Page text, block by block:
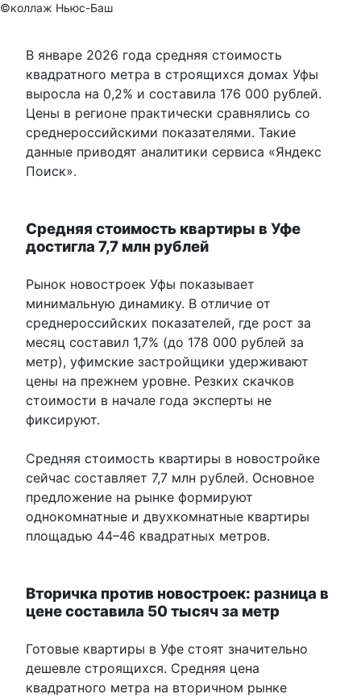
©коллаж Ньюс-Баш
В январе 2026 года средняя стоимость
квадратного метра в строящихся домах Уфы
выросла на 0,2% и составила 176 000 рублей.
Цены в регионе практически сравнялись со
среднероссийскими показателями. Такие
данные приводят аналитики сервиса «Яндекс
Поиск».
Средняя стоимость квартиры в Уфе
достигла 7,7 млн рублей
Рынок новостроек Уфы показывает
минимальную динамику. В отличие от
среднероссийских показателей, где рост за
месяц составил 1,7% (до 178 000 рублей за
метр), уфимские застройщики удерживают
цены на прежнем уровне. Резких скачков
стоимости в начале года эксперты не
фиксируют.
Средняя стоимость квартиры в новостройке
сейчас составляет 7,7 млн рублей. Основное
предложение на рынке формируют
однокомнатные и двухкомнатные квартиры
площадью 44–46 квадратных метров.
Вторичка против новостроек: разница в
цене составила 50 тысяч за метр
Готовые квартиры в Уфе стоят значительно
дешевле строящихся. Средняя цена
квадратного метра на вторичном рынке